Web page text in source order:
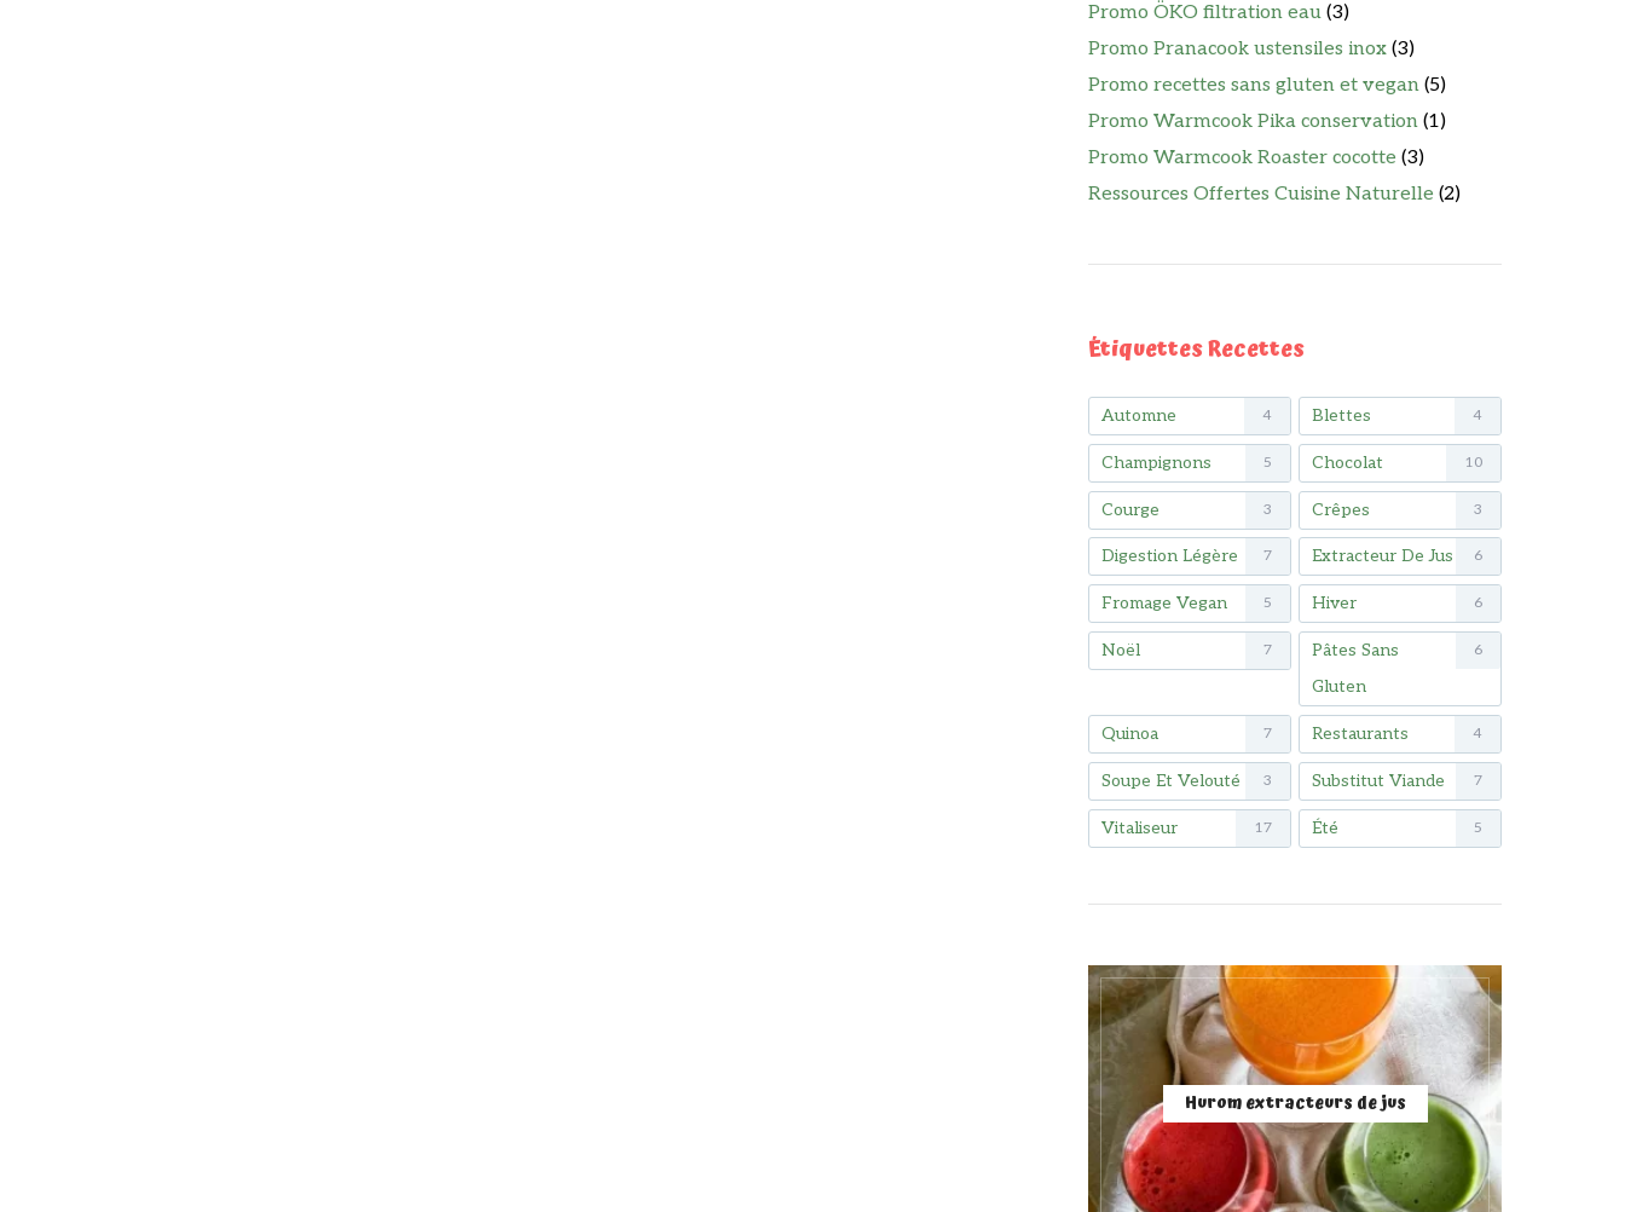
Promo ÖKO filtration eau (3)
Promo Pranacook ustensiles inox (3)
Promo recettes sans gluten et vegan (5)
Promo Warmcook Pika conservation (1)
Promo Warmcook Roaster cocotte (3)
Ressources Offertes Cuisine Naturelle (2)
Étiquettes Recettes
Automne 4 Blettes 4
Champignons 5 Chocolat 10
Courge 3 Crêpes 3
Digestion Légère 7 Extracteur De Jus 6
Fromage Vegan 5 Hiver 6
Noël 7
Pâtes Sans
Gluten
6
Quinoa 7 Restaurants 4
Soupe Et Velouté 3 Substitut Viande 7
Vitaliseur 17 Été 5
Hurom extracteurs de jus